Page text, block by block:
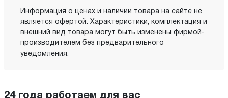
Информация о ценах и наличии товара на сайте не
является офертой. Характеристики, комплектация и
внешний вид товара могут быть изменены фирмой-
производителем без предварительного
уведомления.
24 года работаем для вас